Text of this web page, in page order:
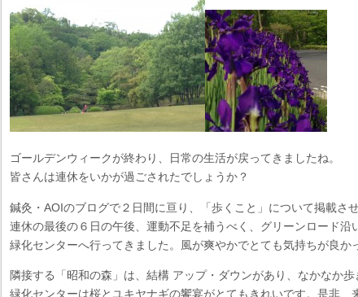
ゴールデンウィークが終わり、日常の生活が戻ってきましたね。
皆さんは連休をいかが過ごされたでしょうか？
鍼灸・AOIのブログで２日間に亘り、「歩くこと」について掲載さ
連休の最後の６日の午後、運動不足を補うべく、グリーンロード沿
緑化センターへ行ってきました。風が爽やかでとても気持ちが良か
隣接する「昭和の森」は、結構 アップ・ダウンがあり、なかなか歩
緑化センターは桜とユキヤナギの饗宴がとてもきれいです。是非、